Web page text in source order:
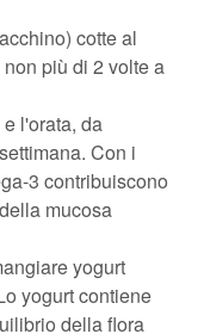
cotte al
più di 2 volte a
l'orata, da
Con i
3 contribuiscono
mucosa
yogurt
yogurt contiene
della flora